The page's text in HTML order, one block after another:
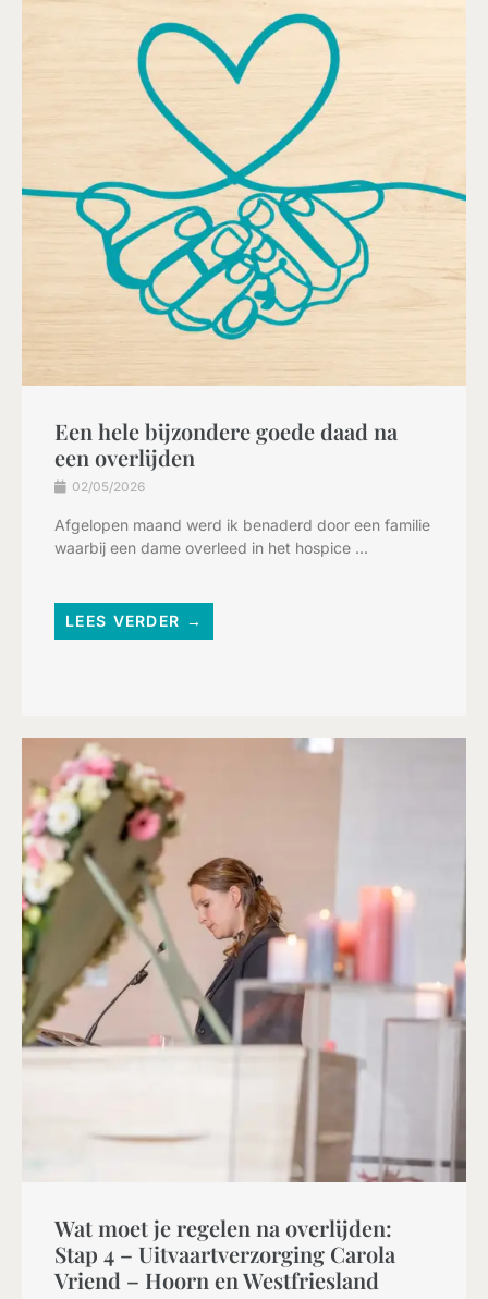
Een hele bijzondere goede daad na
een overlijden
02/05/2026
Afgelopen maand werd ik benaderd door een familie
waarbij een dame overleed in het hospice ...
LEES VERDER →
Wat moet je regelen na overlijden:
Stap 4 – Uitvaartverzorging Carola
Vriend – Hoorn en Westfriesland